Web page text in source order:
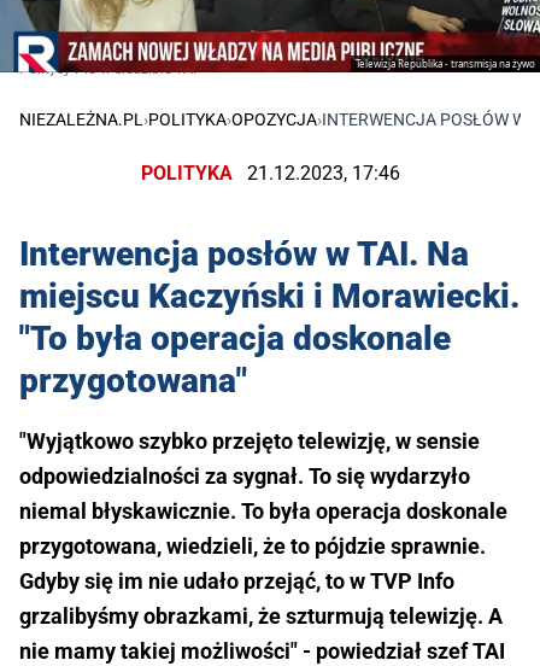
Telewizja Republika - transmisja na żywo
Politycy PiS w siedzibie TAI
NIEZALEŻNA.PL ›POLITYKA›OPOZYCJA›INTERWENCJA POSŁÓW W
POLITYKA 21.12.2023, 17:46
Interwencja posłów w TAI. Na
miejscu Kaczyński i Morawiecki.
"To była operacja doskonale
przygotowana"
"Wyjątkowo szybko przejęto telewizję, w sensie
odpowiedzialności za sygnał. To się wydarzyło
niemal błyskawicznie. To była operacja doskonale
przygotowana, wiedzieli, że to pójdzie sprawnie.
Gdyby się im nie udało przejąć, to w TVP Info
grzalibyśmy obrazkami, że szturmują telewizję. A
nie mamy takiej możliwości" - powiedział szef TAI